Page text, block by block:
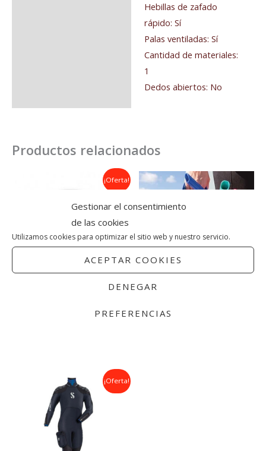
Gestionar el consentimiento
de las cookies
Utilizamos cookies para optimizar el sitio web y nuestro servicio.
ACEPTAR COOKIES
DENEGAR
PREFERENCIAS
Hebillas de zafado
rápido: Sí
Palas ventiladas: Sí
Cantidad de materiales:
1
Dedos abiertos: No
Productos relacionados
¡Oferta!
precio
es:
25,00
¡Oferta!
Rango
precios:
desde
550,00€